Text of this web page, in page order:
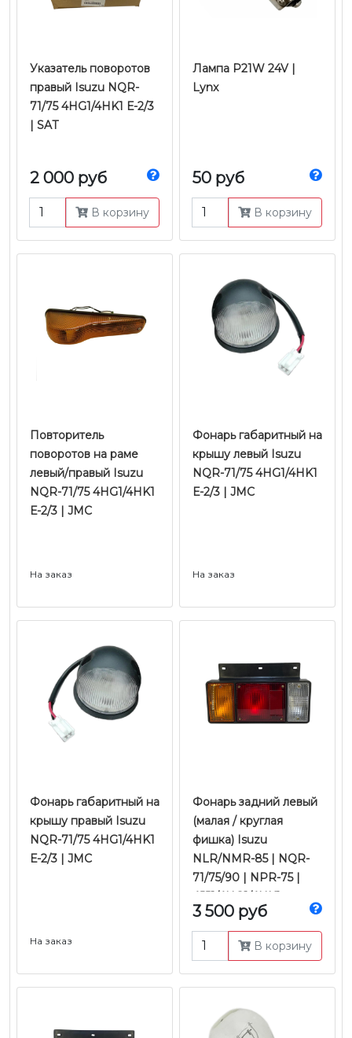
Указатель поворотов
правый Isuzu NQR-
71/75 4HG1/4HK1 Е-2/3
| SAT
2 000 руб
В корзину
Лампа P21W 24V |
Lynx
50 руб
В корзину
Повторитель
поворотов на раме
левый/правый Isuzu
NQR-71/75 4HG1/4HK1
Е-2/3 | JMC
На заказ
Фонарь габаритный на
крышу левый Isuzu
NQR-71/75 4HG1/4HK1
Е-2/3 | JMC
На заказ
Фонарь габаритный на
крышу правый Isuzu
NQR-71/75 4HG1/4HK1
Е-2/3 | JMC
На заказ
Фонарь задний левый
(малая / круглая
фишка) Isuzu
NLR/NMR-85 | NQR-
71/75/90 | NPR-75 |
4JJ1/4HG1/4HK1
Е-2/3/4/5 | Ootoko
3 500 руб
В корзину